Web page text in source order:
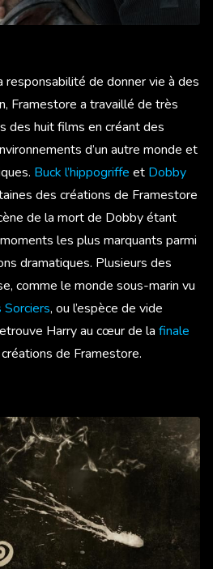
responsabilité de donner vie à des
Framestore a travaillé de très
des huit films en créant des
d’un autre monde et
Buck l’hippogriffe et Dobby
des créations de Framestore
de la mort de Dobby étant
les plus marquants parmi
dramatiques. Plusieurs des
comme le monde sous-marin vu
Sorciers, ou l’espèce de vide
Harry au cœur de la finale
de Framestore.